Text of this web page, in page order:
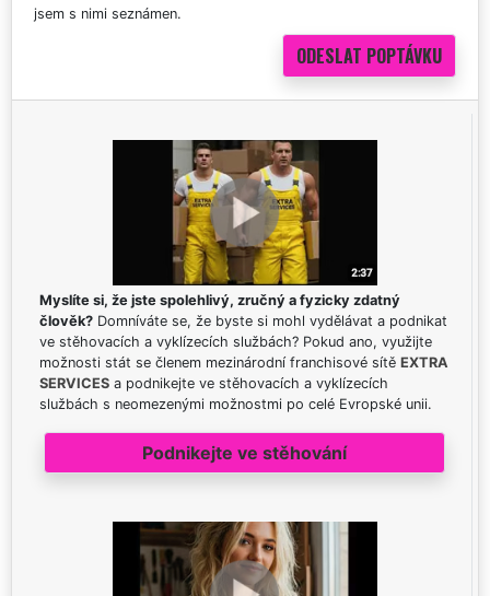
jsem s nimi seznámen.
Myslíte si, že jste spolehlivý, zručný a fyzicky zdatný
člověk? Domníváte se, že byste si mohl vydělávat a podnikat
ve stěhovacích a vyklízecích službách? Pokud ano, využijte
možnosti stát se členem mezinárodní franchisové sítě EXTRA
SERVICES a podnikejte ve stěhovacích a vyklízecích
službách s neomezenými možnostmi po celé Evropské unii.
Podnikejte ve stěhování